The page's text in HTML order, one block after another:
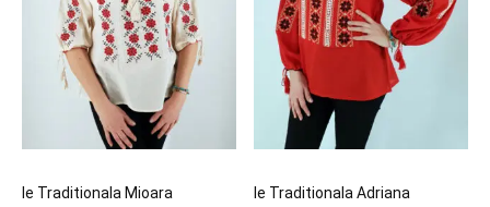
Ie Traditionala Mioara Ie Traditionala Adriana